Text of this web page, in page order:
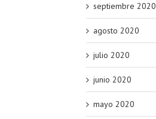
septiembre 2020
agosto 2020
julio 2020
junio 2020
mayo 2020